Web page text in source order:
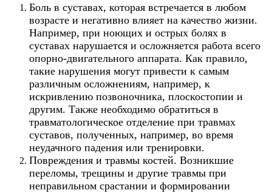
Боль в суставах, которая встречается в любом
возрасте и негативно влияет на качество жизни.
Например, при ноющих и острых болях в
суставах нарушается и осложняется работа всего
опорно-двигательного аппарата. Как правило,
такие нарушения могут привести к самым
различным осложнениям, например, к
искривлению позвоночника, плоскостопии и
другим. Также необходимо обратиться в
травматологическое отделение при травмах
суставов, полученных, например, во время
неудачного падения или тренировки.
Повреждения и травмы костей. Возникшие
переломы, трещины и другие травмы при
неправильном срастании и формировании